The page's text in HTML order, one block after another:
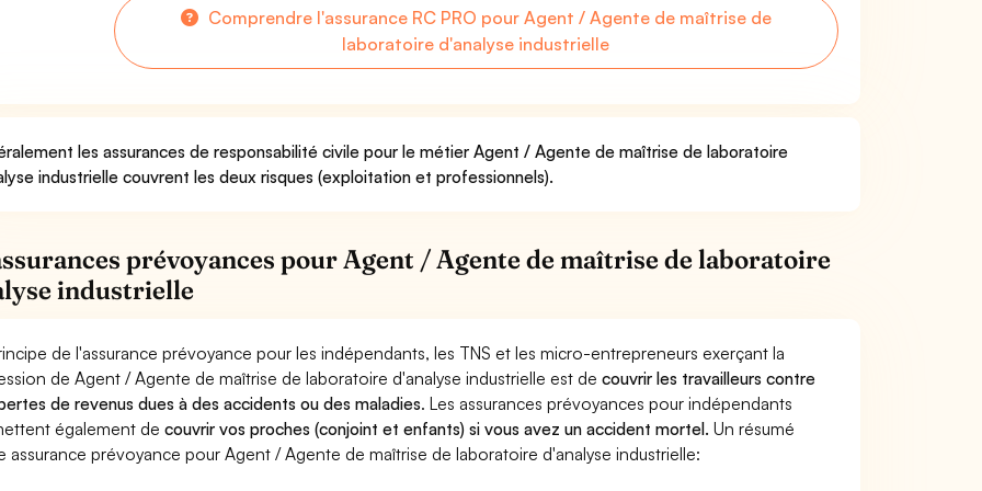
Comprendre l'assurance RC PRO pour Agent / Agente de maîtrise de
laboratoire d'analyse industrielle
les assurances de responsabilité civile pour le métier Agent / Agente de maîtrise de laboratoire
industrielle couvrent les deux risques (exploitation et professionnels).
prévoyances pour Agent / Agente de maîtrise de laboratoire
industrielle
de l'assurance prévoyance pour les indépendants, les TNS et les micro-entrepreneurs exerçant la
de Agent / Agente de maîtrise de laboratoire d'analyse industrielle est decouvrir les travailleurs contre
de revenus dues à des accidents ou des maladies. Les assurances prévoyances pour indépendants
également decouvrir vos proches (conjoint et enfants) si vous avez un accident mortel. Un résumé
assurance prévoyance pour Agent / Agente de maîtrise de laboratoire d'analyse industrielle: